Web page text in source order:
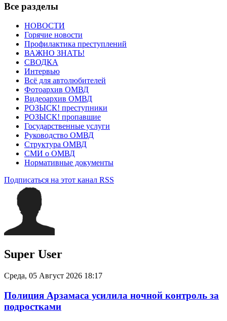
Все разделы
НОВОСТИ
Горячие новости
Профилактика преступлений
ВАЖНО ЗНАТЬ!
СВОДКА
Интервью
Всё для автолюбителей
Фотоархив ОМВД
Видеоархив ОМВД
РОЗЫСК! преступники
РОЗЫСК! пропавшие
Государственные услуги
Руководство ОМВД
Структура ОМВД
СМИ о ОМВД
Нормативные документы
Подписаться на этот канал RSS
Super User
Среда, 05 Август 2026 18:17
Полиция Арзамаса усилила ночной контроль за
подростками